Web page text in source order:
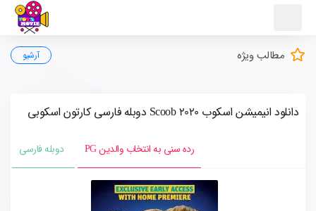
مطالب ویژه آرشیو
دانلود انیمیشن اسکوب Scoob 2020 دوبله فارسی کارتون اسکوبی
رده سنی به انتخاب والدین PG دوبله فارسی